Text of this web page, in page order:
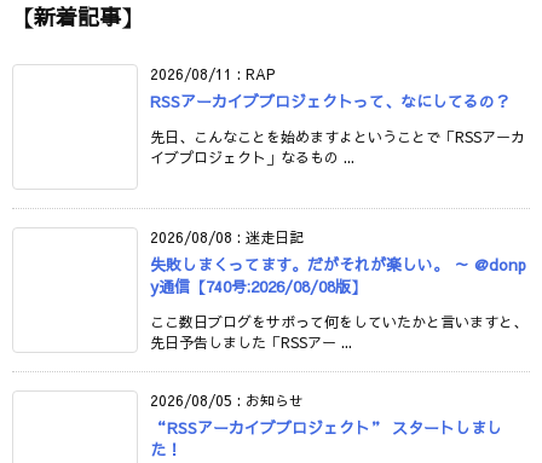
【新着記事】
2026/08/11 : RAP
RSSアーカイブプロジェクトって、なにしてるの？
先日、こんなことを始めますよということで「RSSアーカ
イブプロジェクト」なるもの ...
2026/08/08 : 迷走日記
失敗しまくってます。だがそれが楽しい。 ～ @donp
y通信【740号:2026/08/08版】
ここ数日ブログをサボって何をしていたかと言いますと、
先日予告しました「RSSアー ...
2026/08/05 : お知らせ
“RSSアーカイブプロジェクト” スタートしまし
た！